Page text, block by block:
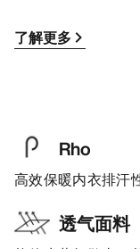
了解更多
Rho
高效保暖内衣排汗
透气面料